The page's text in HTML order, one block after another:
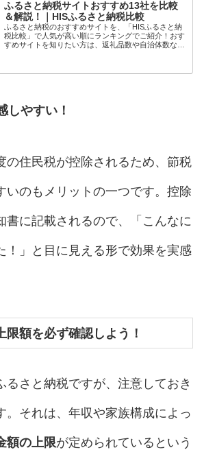
ふるさと納税サイトおすすめ13社を比較
＆解説！｜HISふるさと納税比較
ふるさと納税のおすすめサイトを、「HISふるさと納
税比較」で人気が高い順にランキングでご紹介！おす
すめサイトを知りたい方は、返礼品数や自治体数など
しやすい！
の住民税が控除されるため、節税
いのもメリットの一つです。控除
書に記載されるので、「こんなに
！」と目に見える形で効果を実感
限額を必ず確認しよう！
るさと納税ですが、注意しておき
。それは、年収や家族構成によっ
額の上限が定められているという